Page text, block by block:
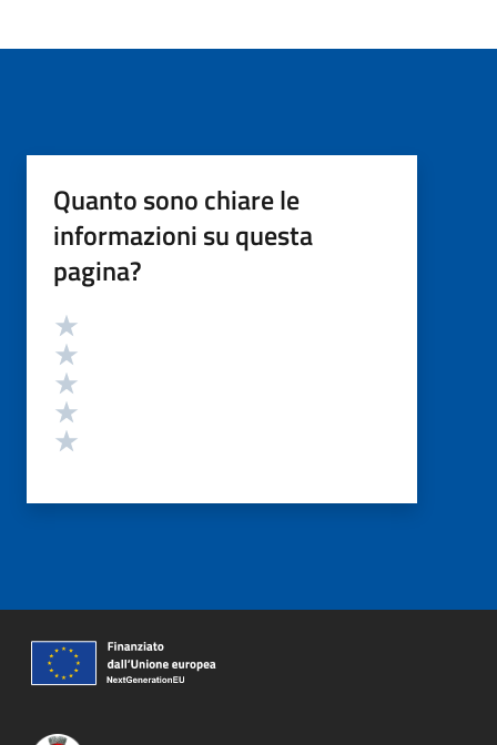
Quanto sono chiare le
informazioni su questa
pagina?
Valutazione